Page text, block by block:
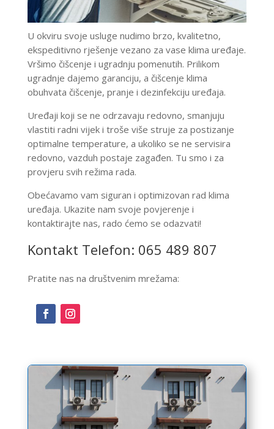
U okviru svoje usluge nudimo brzo, kvalitetno,
ekspeditivno rješenje vezano za vase klima uređaje.
Vršimo čišcenje i ugradnju pomenutih. Prilikom
ugradnje dajemo garanciju, a čišcenje klima
obuhvata čišcenje, pranje i dezinfekciju uređaja.
Uređaji koji se ne odrzavaju redovno, smanjuju
vlastiti radni vijek i troše više struje za postizanje
optimalne temperature, a ukoliko se ne servisira
redovno, vazduh postaje zagađen. Tu smo i za
provjeru svih režima rada.
Obećavamo vam siguran i optimizovan rad klima
uređaja. Ukazite nam svoje povjerenje i
kontaktirajte nas, rado ćemo se odazvati!
Kontakt Telefon: 065 489 807
Pratite nas na društvenim mrežama: